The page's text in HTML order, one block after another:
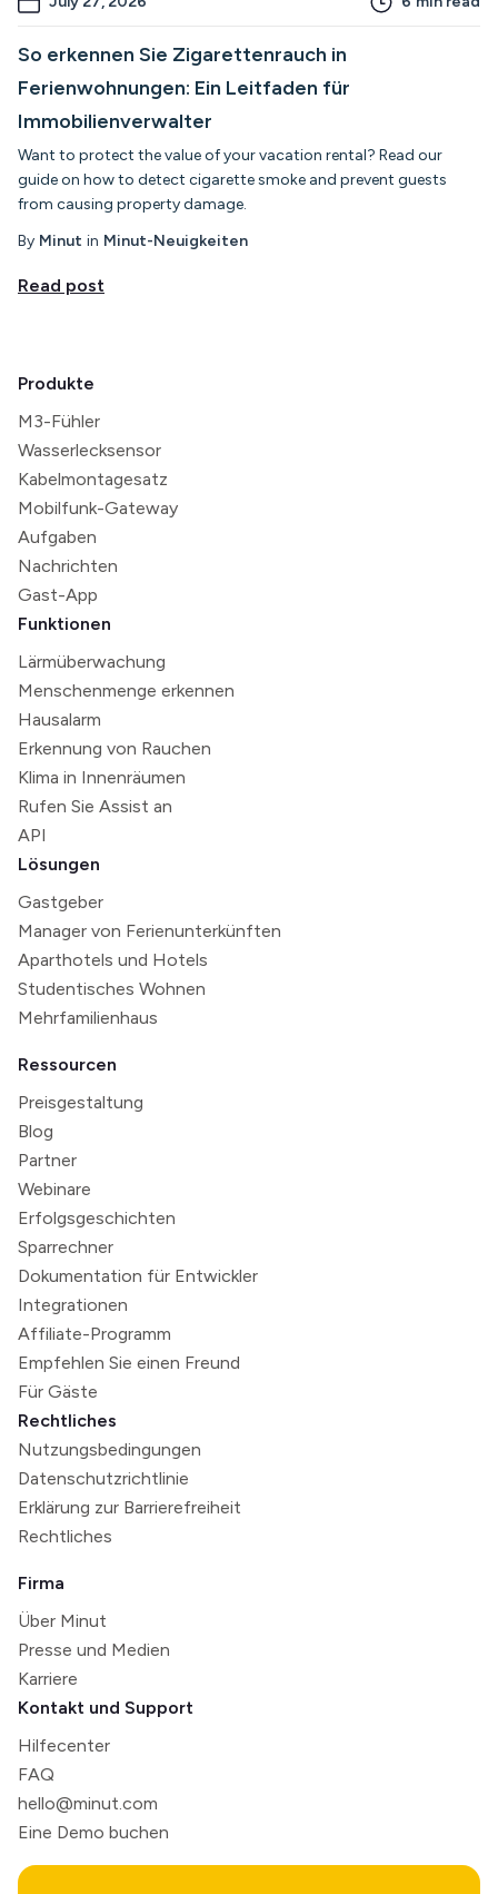
So erkennen Sie Zigarettenrauch in
Ferienwohnungen: Ein Leitfaden für
Immobilienverwalter
Want to protect the value of your vacation rental? Read our
guide on how to detect cigarette smoke and prevent guests
from causing property damage.
By Minut in Minut-Neuigkeiten
Read post
Produkte
M3-Fühler
Wasserlecksensor
Kabelmontagesatz
Mobilfunk-Gateway
Aufgaben
Nachrichten
Gast-App
Funktionen
Lärmüberwachung
Menschenmenge erkennen
Hausalarm
Erkennung von Rauchen
Klima in Innenräumen
Rufen Sie Assist an
API
Lösungen
Gastgeber
Manager von Ferienunterkünften
Aparthotels und Hotels
Studentisches Wohnen
Mehrfamilienhaus
Ressourcen
Preisgestaltung
Blog
Partner
Webinare
Erfolgsgeschichten
Sparrechner
Dokumentation für Entwickler
Integrationen
Affiliate-Programm
Empfehlen Sie einen Freund
Für Gäste
Rechtliches
Nutzungsbedingungen
Datenschutzrichtlinie
Erklärung zur Barrierefreiheit
Rechtliches
Firma
Über Minut
Presse und Medien
Karriere
Kontakt und Support
Hilfecenter
FAQ
hello@minut.com
Eine Demo buchen